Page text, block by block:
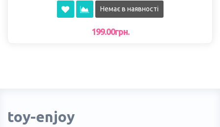
Немає в наявності
199.00грн.
toy-enjoy